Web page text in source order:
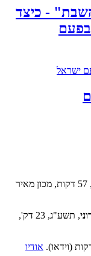
- כיצד
בפעם
ישראל
, ג' בסיון תשע"ב, 57 דקות, מכון מאיר
, תשע"ג, 23 דק',
אודיו